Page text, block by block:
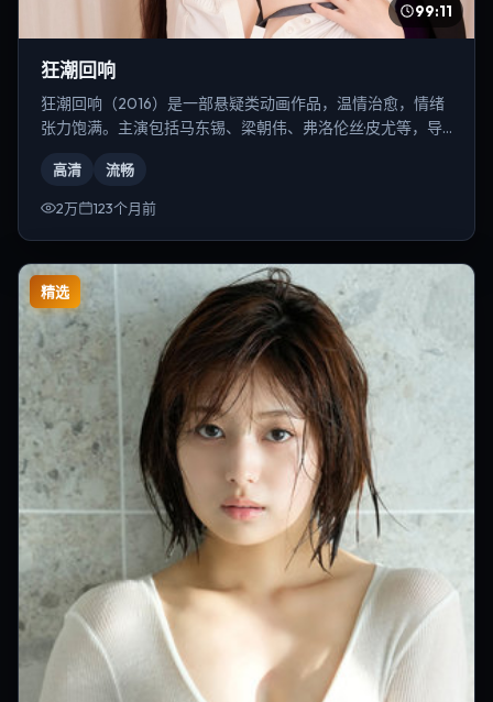
99:11
狂潮回响
狂潮回响（2016）是一部悬疑类动画作品，温情治愈，情绪
张力饱满。主演包括马东锡、梁朝伟、弗洛伦丝·皮尤等，导
高清 流畅
2万 123个月前
精选